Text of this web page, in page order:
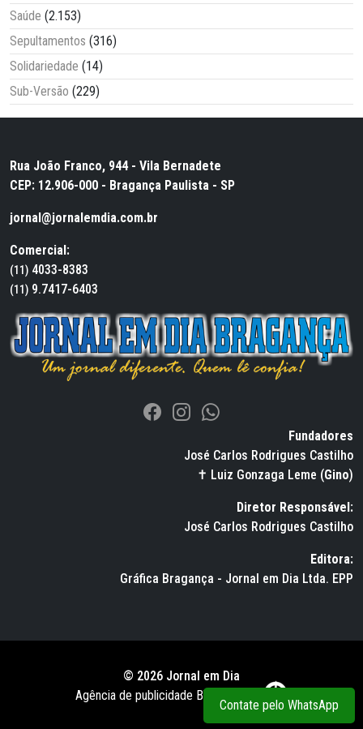
Saúde (2.153)
Sepultamentos (316)
Solidariedade (14)
Sub-Versão (229)
Rua João Franco, 944 - Vila Bernadete
CEP: 12.906-000 - Bragança Paulista - SP
jornal@jornalemdia.com.br
Comercial:
(11) 4033-8383
(11) 9.7417-6403
Fundadores
José Carlos Rodrigues Castilho
✝ Luiz Gonzaga Leme (Gino)
Diretor Responsável:
José Carlos Rodrigues Castilho
Editora:
Gráfica Bragança - Jornal em Dia Ltda. EPP
© 2026 Jornal em Dia
Agência de publicidade BWS RUSSO
Contate pelo WhatsApp